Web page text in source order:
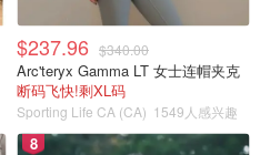
$237.96 $340.00
Arc'teryx Gamma LT 女士连帽夹克
断码飞快!剩XL码
Sporting Life CA (CA) 1549人感兴趣
8